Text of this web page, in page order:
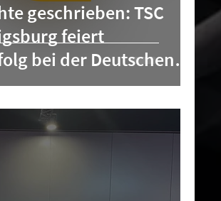
geschrieben: TSC
feiert
bei der Deutschen